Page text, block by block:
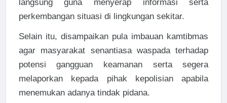
langsung guna menyerap informasi serta
perkembangan situasi di lingkungan sekitar.
Selain itu, disampaikan pula imbauan kamtibmas
agar masyarakat senantiasa waspada terhadap
potensi gangguan keamanan serta segera
melaporkan kepada pihak kepolisian apabila
menemukan adanya tindak pidana.